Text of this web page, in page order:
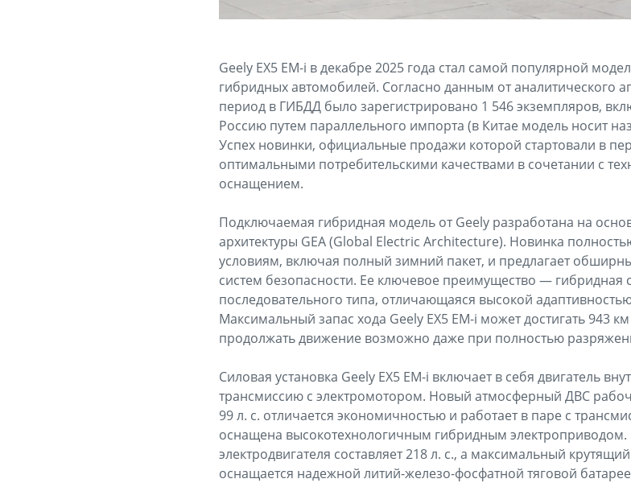
Geely EX5 EM-i в декабре 2025 года стал самой популярной
гибридных автомобилей. Согласно данным от аналитического
период в ГИБДД было зарегистрировано 1 546 экземпляров,
Россию путем параллельного импорта (в Китае модель носит
Успех новинки, официальные продажи которой стартовали в
оптимальными потребительскими качествами в сочетании с
оснащением.
Подключаемая гибридная модель от Geely разработана на
архитектуры GEA (Global Electric Architecture). Новинка
условиям, включая полный зимний пакет, и предлагает
систем безопасности. Ее ключевое преимущество — гибридная
последовательного типа, отличающаяся высокой
Максимальный запас хода Geely EX5 EM-i может достигать 943
продолжать движение возможно даже при полностью
Силовая установка Geely EX5 EM-i включает в себя двигатель
трансмиссию с электромотором. Новый атмосферный ДВС
99 л. с. отличается экономичностью и работает в паре с
оснащена высокотехнологичным гибридным
электродвигателя составляет 218 л. с., а максимальный
оснащается надежной литий-железо-фосфатной тяговой